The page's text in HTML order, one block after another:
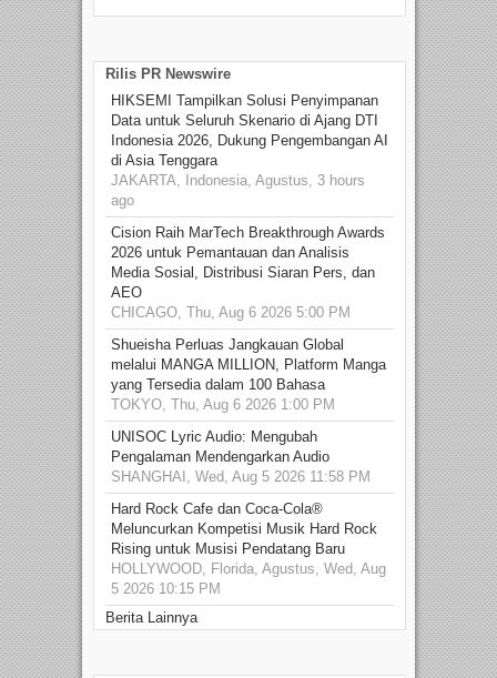
Rilis PR Newswire
HIKSEMI Tampilkan Solusi Penyimpanan
Data untuk Seluruh Skenario di Ajang DTI
Indonesia 2026, Dukung Pengembangan AI
di Asia Tenggara
JAKARTA, Indonesia, Agustus, 3 hours
ago
Cision Raih MarTech Breakthrough Awards
2026 untuk Pemantauan dan Analisis
Media Sosial, Distribusi Siaran Pers, dan
AEO
CHICAGO, Thu, Aug 6 2026 5:00 PM
Shueisha Perluas Jangkauan Global
melalui MANGA MILLION, Platform Manga
yang Tersedia dalam 100 Bahasa
TOKYO, Thu, Aug 6 2026 1:00 PM
UNISOC Lyric Audio: Mengubah
Pengalaman Mendengarkan Audio
SHANGHAI, Wed, Aug 5 2026 11:58 PM
Hard Rock Cafe dan Coca-Cola®
Meluncurkan Kompetisi Musik Hard Rock
Rising untuk Musisi Pendatang Baru
HOLLYWOOD, Florida, Agustus, Wed, Aug
5 2026 10:15 PM
Berita Lainnya